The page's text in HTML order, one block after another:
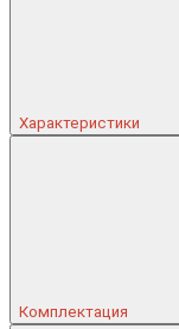
Характеристики
Комплектация